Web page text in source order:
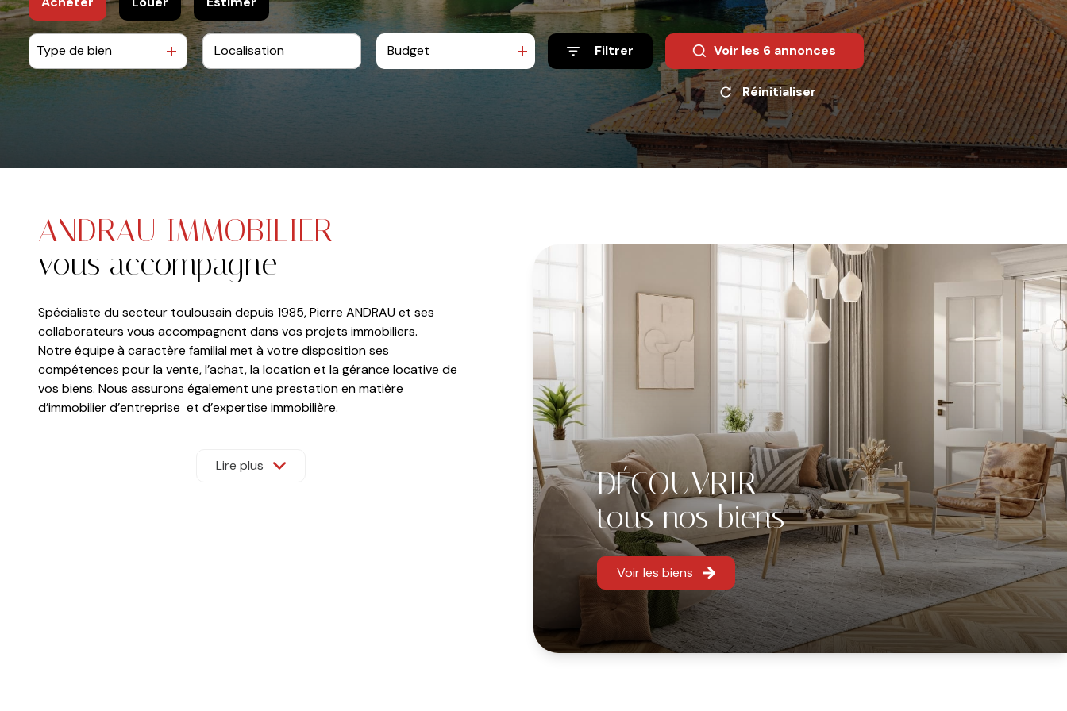
De l'ancien
De l'immo pro
à l'année
De l'immo pro
Type de bien Budget Filtrer Voir les 6 annonces
Réinitialiser
DÉCOUVRIR
tous nos biens
Voir les biens
ANDRAU IMMOBILIER
vous accompagne
Spécialiste du secteur toulousain depuis 1985, Pierre ANDRAU et ses
collaborateurs vous accompagnent dans vos projets immobiliers.
Notre équipe à caractère familial met à votre disposition ses
compétences pour la vente, l’achat, la location et la gérance locative de
vos biens. Nous assurons également une prestation en matière
d’immobilier d’entreprise et d’expertise immobilière.
vos besoins et répondre à toutes vos questions.
Lire plus